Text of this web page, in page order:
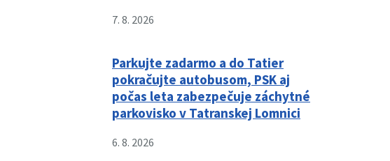
7. 8. 2026
Parkujte zadarmo a do Tatier
pokračujte autobusom, PSK aj
počas leta zabezpečuje záchytné
parkovisko v Tatranskej Lomnici
6. 8. 2026